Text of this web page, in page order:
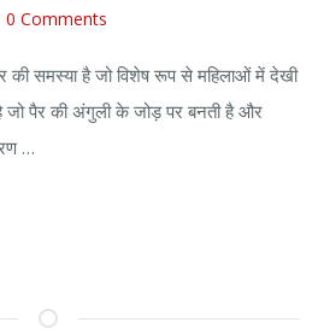
0 Comments
समस्या है जो विशेष रूप से महिलाओं में देखी
जो पैर की अंगुली के जोड़ पर बनती है और
…